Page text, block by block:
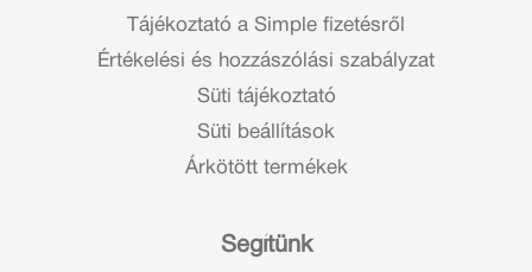
Tájékoztató a Simple fizetésről
Értékelési és hozzászólási szabályzat
Süti tájékoztató
Süti beállítások
Árkötött termékek
Segítünk